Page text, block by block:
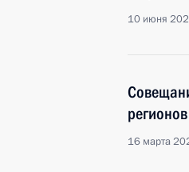
10 июня
регионов
16 марта